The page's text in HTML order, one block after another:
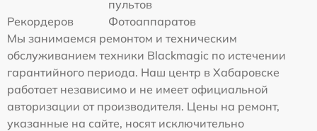
пультов
Рекордеров
Фотоаппаратов
Мы занимаемся ремонтом и техническим
обслуживанием техники Blackmagic по истечении
гарантийного периода. Наш центр в Хабаровске
работает независимо и не имеет официальной
авторизации от производителя. Цены на ремонт,
указанные на сайте, носят исключительно